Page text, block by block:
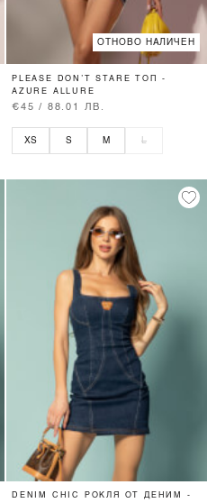
ОТНОВО НАЛИЧЕН
PLEASE DON’T STARE ТОП -
AZURE ALLURE
€45 / 88.01 ЛВ.
XS S M L
DENIM CHIC РОКЛЯ ОТ ДЕНИМ -